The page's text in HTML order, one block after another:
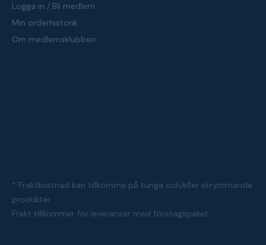
Logga in / Bli medlem
Min orderhistorik
Om medlemsklubben
* Fraktkostnad kan tillkomma på tunga och/eller skrymmande
produkter
Frakt tillkommer för leveranser med företagspaket